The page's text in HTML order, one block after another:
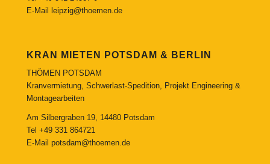
E-Mail
leipzig@thoemen.de
KRAN MIETEN POTSDAM & BERLIN
THÖMEN POTSDAM
Kranvermietung, Schwerlast-Spedition, Projekt Engineering &
Montagearbeiten
Am Silbergraben 19, 14480 Potsdam
Tel +49 331 864721
E-Mail potsdam@thoemen.de